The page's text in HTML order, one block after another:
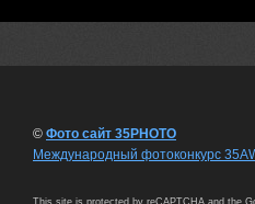
© Фото сайт 35PHOTO
Международный фотоконкурс